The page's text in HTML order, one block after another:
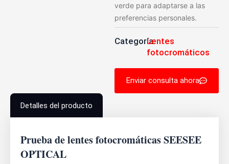
verde para adaptarse a las
preferencias personales.
Categoría:Lentes
fotocromáticos
Enviar consulta ahora
Detalles del producto
Prueba de lentes fotocromáticas SEESEE
OPTICAL